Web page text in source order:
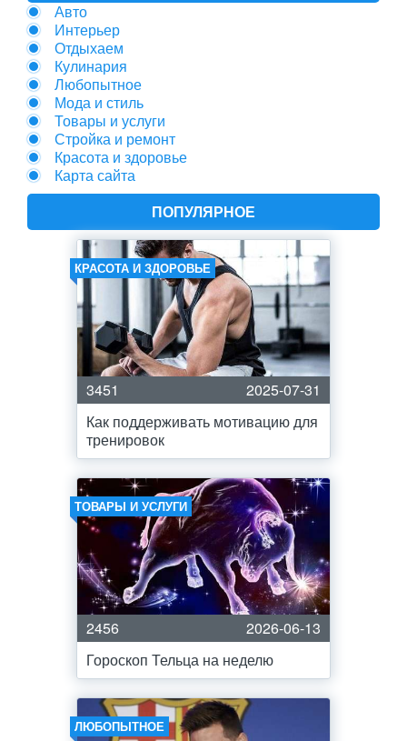
Авто
Интерьер
Отдыхаем
Кулинария
Любопытное
Мода и стиль
Товары и услуги
Стройка и ремонт
Красота и здоровье
Карта сайта
ПОПУЛЯРНОЕ
КРАСОТА И ЗДОРОВЬЕ
3451
2025-07-31
Как поддерживать мотивацию для
тренировок
ТОВАРЫ И УСЛУГИ
2456
2026-06-13
Гороскоп Тельца на неделю
ЛЮБОПЫТНОЕ